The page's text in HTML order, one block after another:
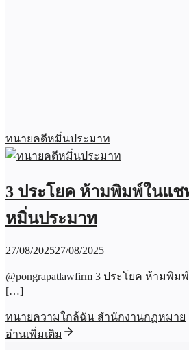
ทนายคดีหมิ่นประมาท
3 ประโยค ห้ามพิมพ์ในแ
หมิ่นประมาท
27/08/202527/08/2025
@pongrapatlawfirm 3 ประโยค ห้ามพิ
[…]
ทนายความใกล้ฉัน สำนักงานกฏหมาย
อ่านเพิ่มเติม